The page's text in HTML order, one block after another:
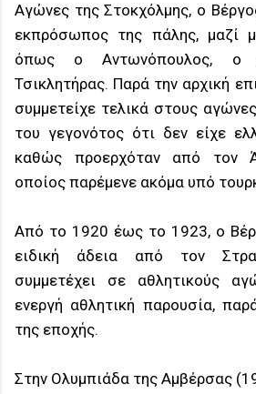
Αγώνες της Στοκχόλμης, ο
εκπρόσωπος της πάλης, μαζί
όπως ο Αντωνόπουλος, ο
Τσικλητήρας. Παρά την αρχική
συμμετείχε τελικά στους
του γεγονότος ότι δεν είχε
καθώς προερχόταν από τον
οποίος παρέμενε ακόμα υπό
Από το 1920 έως το 1923, ο
ειδική άδεια από τον
συμμετέχει σε αθλητικούς
ενεργή αθλητική παρουσία,
της εποχής.
Στην Ολυμπιάδα της Αμβέρσας